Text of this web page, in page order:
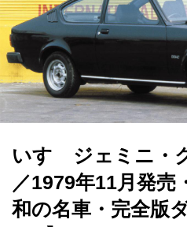
いすゞジェミニ・
／1979年11月発売
和の名車・完全版